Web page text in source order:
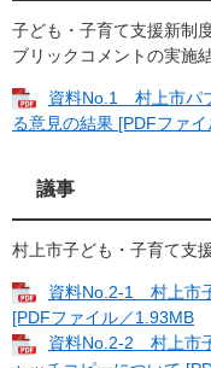
子ども・子育て支援新制
ブリックコメントの実施
資料No.1 村上市パ
る意見の結果 [PDFファ
議事
村上市子ども・子育て支
資料No.2-1 村上市
[PDFファイル／1.93MB
資料No.2-2 村上市